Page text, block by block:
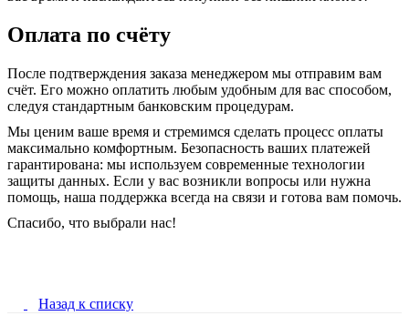
Оплата по счёту
После подтверждения заказа менеджером мы отправим вам
счёт. Его можно оплатить любым удобным для вас способом,
следуя стандартным банковским процедурам.
Мы ценим ваше время и стремимся сделать процесс оплаты
максимально комфортным. Безопасность ваших платежей
гарантирована: мы используем современные технологии
защиты данных. Если у вас возникли вопросы или нужна
помощь, наша поддержка всегда на связи и готова вам помочь.
Спасибо, что выбрали нас!
Назад к списку